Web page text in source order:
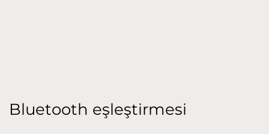
Bluetooth eşleştirmesi